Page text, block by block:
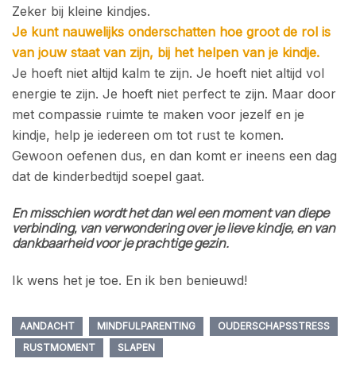
Zeker bij kleine kindjes.
Je kunt nauwelijks onderschatten hoe groot de rol is
van jouw staat van zijn, bij het helpen van je kindje.
Je hoeft niet altijd kalm te zijn. Je hoeft niet altijd vol
energie te zijn. Je hoeft niet perfect te zijn. Maar door
met compassie ruimte te maken voor jezelf en je
kindje, help je iedereen om tot rust te komen.
Gewoon oefenen dus, en dan komt er ineens een dag
dat de kinderbedtijd soepel gaat.
En misschien wordt het dan wel een moment van diepe
verbinding, van verwondering over je lieve kindje, en van
dankbaarheid voor je prachtige gezin.
Ik wens het je toe. En ik ben benieuwd!
AANDACHT MINDFULPARENTING
OUDERSCHAPSSTRESS
RUSTMOMENT
SLAPEN